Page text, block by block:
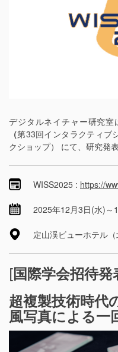
デジタルネイチャー研究
（第33回インタラクティブ
クショップ） にて、研究発
WISS2025 : https://
2025年12月3日(水)～
定山渓ビューホテル（
[国際学会招待
超複製技術時代
風写真による一